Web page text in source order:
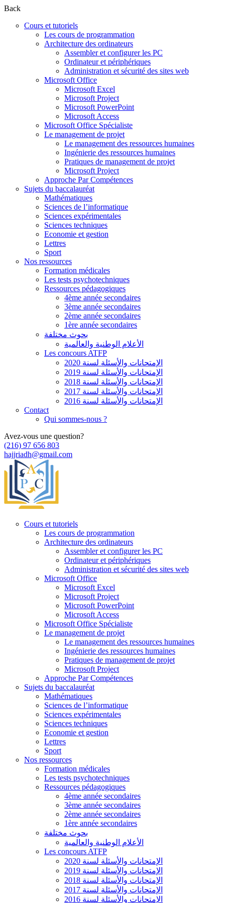
Back
Cours et tutoriels
Les cours de programmation
Architecture des ordinateurs
Assembler et configurer les PC
Ordinateur et périphériques
Administration et sécurité des sites web
Microsoft Office
Microsoft Excel
Microsoft Project
Microsoft PowerPoint
Microsoft Access
Microsoft Office Spécialiste
Le management de projet
Le management des ressources humaines
Ingénierie des ressources humaines
Pratiques de management de projet
Microsoft Project
Approche Par Compétences
Sujets du baccalauréat
Mathématiques
Sciences de l’informatique
Sciences expérimentales
Sciences techniques
Economie et gestion
Lettres
Sport
Nos ressources
Formation médicales
Les tests psychotechniques
Ressources pédagogiques
4ème année secondaires
3ème année secondaires
2ème année secondaires
1ère année secondaires
بحوث مختلفة
الأعلام الوطنية والعالمية
Les concours ATFP
الإمتحانات والأسئلة لسنة 2020
الإمتحانات والأسئلة لسنة 2019
الإمتحانات والأسئلة لسنة 2018
الإمتحانات والأسئلة لسنة 2017
الإمتحانات والأسئلة لسنة 2016
Contact
Qui sommes-nous ?
Avez-vous une question?
(216) 97 656 803
hajjriadh@gmail.com
Cours et tutoriels
Les cours de programmation
Architecture des ordinateurs
Assembler et configurer les PC
Ordinateur et périphériques
Administration et sécurité des sites web
Microsoft Office
Microsoft Excel
Microsoft Project
Microsoft PowerPoint
Microsoft Access
Microsoft Office Spécialiste
Le management de projet
Le management des ressources humaines
Ingénierie des ressources humaines
Pratiques de management de projet
Microsoft Project
Approche Par Compétences
Sujets du baccalauréat
Mathématiques
Sciences de l’informatique
Sciences expérimentales
Sciences techniques
Economie et gestion
Lettres
Sport
Nos ressources
Formation médicales
Les tests psychotechniques
Ressources pédagogiques
4ème année secondaires
3ème année secondaires
2ème année secondaires
1ère année secondaires
بحوث مختلفة
الأعلام الوطنية والعالمية
Les concours ATFP
الإمتحانات والأسئلة لسنة 2020
الإمتحانات والأسئلة لسنة 2019
الإمتحانات والأسئلة لسنة 2018
الإمتحانات والأسئلة لسنة 2017
الإمتحانات والأسئلة لسنة 2016